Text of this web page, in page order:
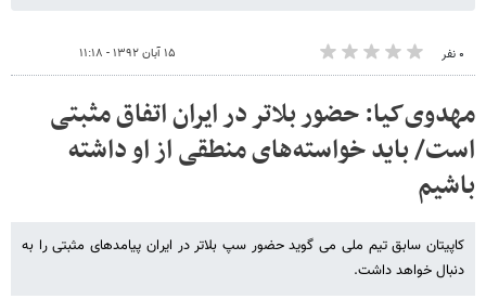
۰ نفر ۱۵ آبان ۱۳۹۲ - ۱۱:۱۸
مهدوی‌کیا: حضور بلاتر در ایران اتفاق مثبتی
است/ باید خواسته‌های منطقی از او داشته
باشیم
کاپیتان سابق تیم ملی می گوید حضور سپ بلاتر در ایران پیامدهای مثبتی را به
دنبال خواهد داشت.